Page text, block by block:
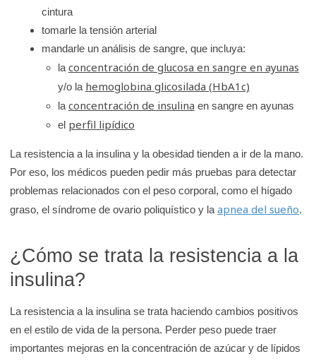
cintura
tomarle la tensión arterial
mandarle un análisis de sangre, que incluya:
la concentración de glucosa en sangre en ayunas
y/o la hemoglobina glicosilada (HbA1c)
la concentración de insulina en sangre en ayunas
el perfil lipídico
La resistencia a la insulina y la obesidad tienden a ir de la mano.
Por eso, los médicos pueden pedir más pruebas para detectar
problemas relacionados con el peso corporal, como el hígado
graso, el síndrome de ovario poliquístico y laapnea del sueño.
¿Cómo se trata la resistencia a la
insulina?
La resistencia a la insulina se trata haciendo cambios positivos
en el estilo de vida de la persona. Perder peso puede traer
importantes mejoras en la concentración de azúcar y de lípidos